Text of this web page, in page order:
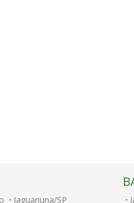
Jaguariuna/SP